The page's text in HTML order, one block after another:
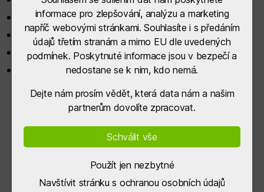
Zápis z 1. jednání hodnotící komise.pdf,
Zápis z 2. jednání hodnotící komise.pdf,
Zápis z jednání hodnotící komise – tabulka.pdf
Zápis z jednání Programového výboru.pdf
Dokumenty k opatření Sociální služby
a komunity – investice
informace pro zlepšování, analýzu a marketing
napříč webovými stránkami. Souhlasíte i s předáním
údajů třetím stranám a mimo EU dle uvedených
podmínek. Poskytnuté informace jsou v bezpečí a
nedostane se k nim, kdo nemá.
Dejte nám prosím vědět, která data nám a našim
partnerům dovolíte zpracovat.
Schválit vše
Použít jen nezbytné
Navštívit stránku s ochranou osobních údajů